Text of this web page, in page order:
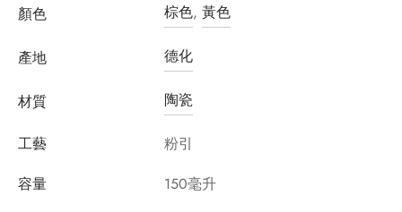
顏色 棕色, 黃色
產地 德化
材質 陶瓷
工藝
粉引
容量
150毫升